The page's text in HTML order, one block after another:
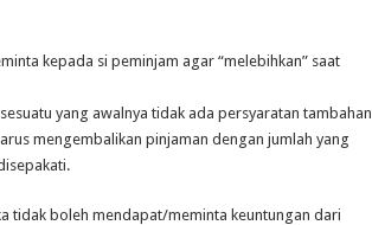
kepada si peminjam agar “melebihkan” saat
yang awalnya tidak ada persyaratan tambahan
mengembalikan pinjaman dengan jumlah yang
tidak boleh mendapat/meminta keuntungan dari